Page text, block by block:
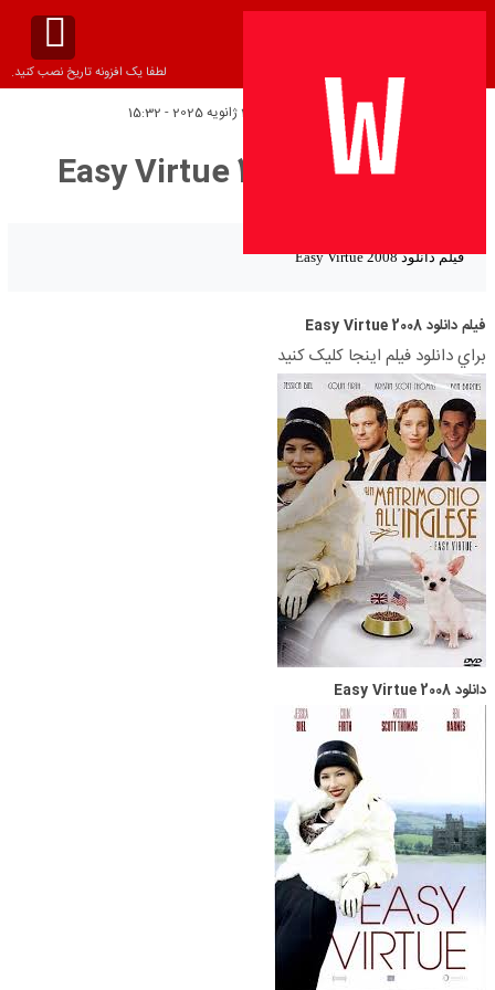
لطفا یک افزونه تاریخ نصب کنید.
تاریخ انتشار:
فیلم دانلود Easy Virtue 2008
فیلم دانلود Easy Virtue 2008
فیلم دانلود Easy Virtue 2008
براي دانلود فيلم اينجا کليک کنيد
دانلود Easy Virtue 2008